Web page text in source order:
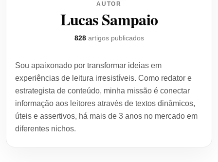
AUTOR
Lucas Sampaio
828artigos publicados
Sou apaixonado por transformar ideias em
experiências de leitura irresistíveis. Como redator e
estrategista de conteúdo, minha missão é conectar
informação aos leitores através de textos dinâmicos,
úteis e assertivos, há mais de 3 anos no mercado em
diferentes nichos.